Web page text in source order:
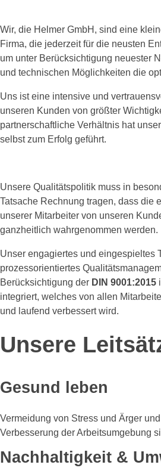
Wir, die Helmer GmbH, sind eine
Firma, die jederzeit für die neusten
um unter Berücksichtigung neuester
und technischen Möglichkeiten die
Uns ist eine intensive und
unseren Kunden von größter
partnerschaftliche Verhältnis hat
selbst zum Erfolg geführt.
Unsere Qualitätspolitik muss in
Tatsache Rechnung tragen, dass die
unserer Mitarbeiter von unseren
ganzheitlich wahrgenommen werden.
Unser engagiertes und eingespieltes
prozessorientiertes
Berücksichtigung der DIN 9001:2015
integriert, welches von allen
und laufend verbessert wird.
Unsere
Gesund leben
Vermeidung von Stress und Ärger
Verbesserung der Arbeitsumgebung
Nachhaltigkeit &